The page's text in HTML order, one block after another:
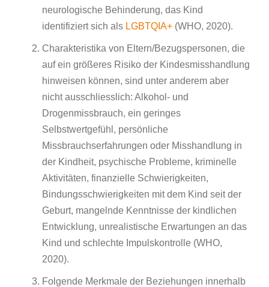
neurologische Behinderung, das Kind
identifiziert sich als LGBTQIA+ (WHO, 2020).
Charakteristika von Eltern/Bezugspersonen, die
auf ein größeres Risiko der Kindesmisshandlung
hinweisen können, sind unter anderem aber
nicht ausschliesslich: Alkohol- und
Drogenmissbrauch, ein geringes
Selbstwertgefühl, persönliche
Missbrauchserfahrungen oder Misshandlung in
der Kindheit, psychische Probleme, kriminelle
Aktivitäten, finanzielle Schwierigkeiten,
Bindungsschwierigkeiten mit dem Kind seit der
Geburt, mangelnde Kenntnisse der kindlichen
Entwicklung, unrealistische Erwartungen an das
Kind und schlechte Impulskontrolle (WHO,
2020).
Folgende Merkmale der Beziehungen innerhalb